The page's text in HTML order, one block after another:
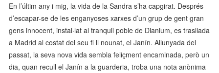
En l’últim any i mig, la vida de la Sandra s’ha capgirat. Després
d’escapar-se de les enganyoses xarxes d’un grup de gent gran
gens innocent, instal·lat al tranquil poble de Dianium, es trasllada
a Madrid al costat del seu fi ll nounat, el Janín. Allunyada del
passat, la seva nova vida sembla feliçment encaminada, però un
dia, quan recull el Janín a la guarderia, troba una nota anònima